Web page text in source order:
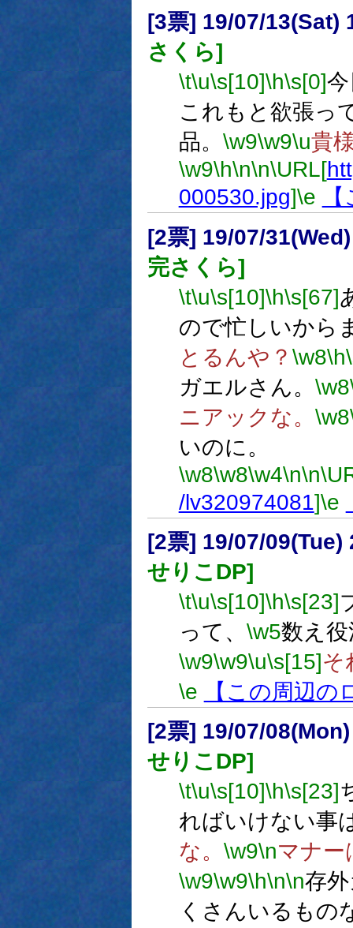
[3票] 19/07/13(Sat)
さくら]
\t\u\s[10]\h\s[0]
これもと欲張っ
品。 \w9\w9\u貴
\w9\h\n\n\URL[
000530.jpg]\e
[2票] 19/07/
完さくら]
\t\u\s[10]\h\s[67]
ので忙しいから
とるんや？ \w8\h
ガエルさん。 \w8
ニアックな。 \w8
いのに。
\w8\w8\w4\n\n
/lv320974081]\e
[2票] 19/07/09(Tue)
せりこDP]
\t\u\s[10]\h\s[23]
って、 \w5数え
\w9\w9\u\s[15]そ
\e
【この周辺の
[2票] 19/07/
せりこDP]
\t\u\s[10]\h\s[23]
ればいけない事
な。 \w9\nマナー
\w9\w9\h\n\n存
くさんいるもの